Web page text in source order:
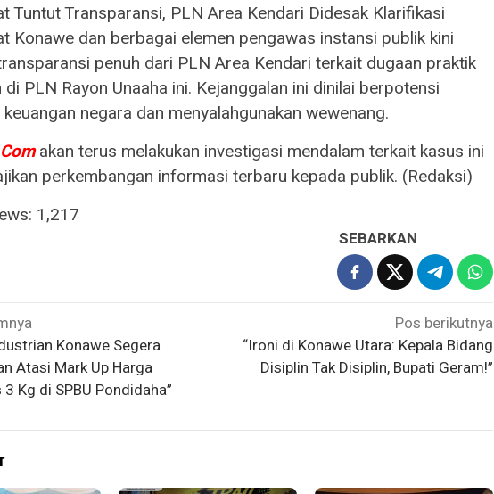
Tuntut Transparansi, PLN Area Kendari Didesak Klarifikasi
Konawe dan berbagai elemen pengawas instansi publik kini
penuh dari PLN Area Kendari terkait dugaan praktik
PLN Rayon Unaaha ini. Kejanggalan ini dinilai berpotensi
negara dan menyalahgunakan wewenang.
akan terus melakukan investigasi mendalam terkait kasus ini
perkembangan informasi terbaru kepada publik. (Redaksi)
1,217
SEBARKAN
Konawe Segera
Atasi Mark Up Harga
Kg di SPBU Pondidaha”
Pos berikutnya
“Ironi di Konawe Utara: Kepala Bidang
Disiplin Tak Disiplin, Bupati Geram!”